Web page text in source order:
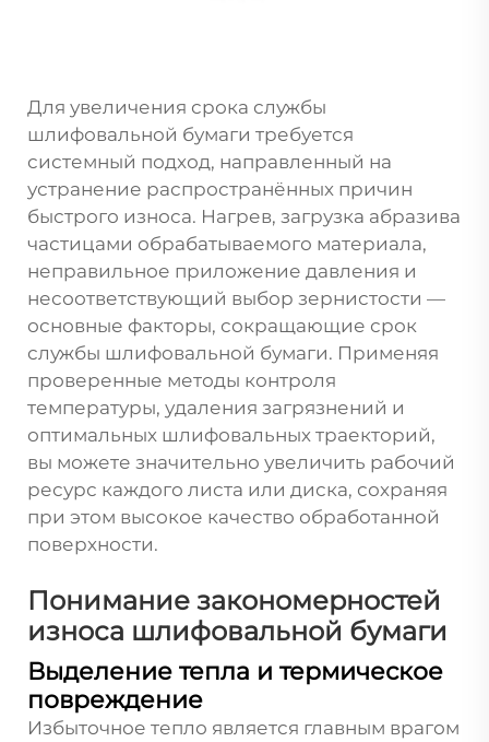
Для увеличения срока службы
шлифовальной бумаги требуется
системный подход, направленный на
устранение распространённых причин
быстрого износа. Нагрев, загрузка абразива
частицами обрабатываемого материала,
неправильное приложение давления и
несоответствующий выбор зернистости —
основные факторы, сокращающие срок
службы шлифовальной бумаги. Применяя
проверенные методы контроля
температуры, удаления загрязнений и
оптимальных шлифовальных траекторий,
вы можете значительно увеличить рабочий
ресурс каждого листа или диска, сохраняя
при этом высокое качество обработанной
поверхности.
Понимание закономерностей
износа шлифовальной бумаги
Выделение тепла и термическое
повреждение
Избыточное тепло является главным врагом